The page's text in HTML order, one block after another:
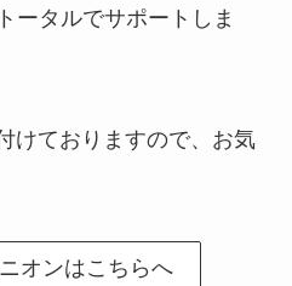
ータルでサポートしま
けておりますので、お気
オンはこちらへ